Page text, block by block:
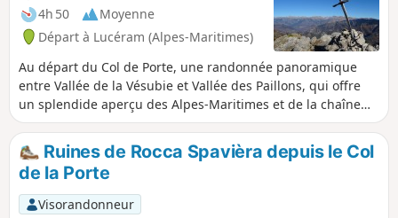
4h 50
Moyenne
Départ à Lucéram (Alpes-Maritimes)
Au départ du Col de Porte, une randonnée panoramique
entre Vallée de la Vésubie et Vallée des Paillons, qui offre
un splendide aperçu des Alpes-Maritimes et de la chaîne
du Mercantour.
Ruines de Rocca Spavièra depuis le Col
de la Porte
Visorandonneur